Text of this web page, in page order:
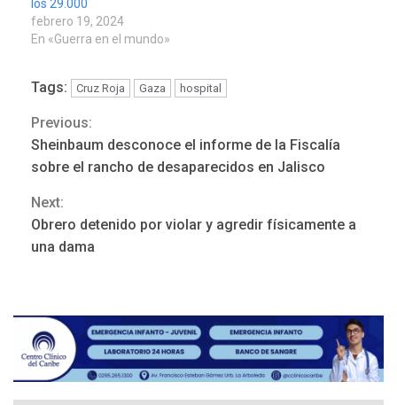
los 29.000
febrero 19, 2024
En «Guerra en el mundo»
Tags: Cruz Roja Gaza hospital
Continue
Reading
Previous:
Sheinbaum desconoce el informe de la Fiscalía
sobre el rancho de desaparecidos en Jalisco
Next:
Obrero detenido por violar y agredir físicamente a
una dama
3
POLÍTICA
TITULARES
ÚLTIMA HORA
diálogo en Venezuela
4
nueva mesa de diálogo
INTERNACIONALES ÚLTIMA HORA